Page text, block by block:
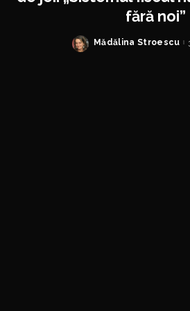
fără noi”
Posted
Mădălina Stroescu